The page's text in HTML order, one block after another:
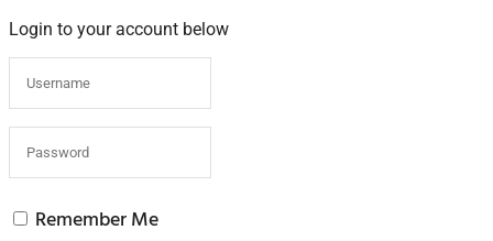
Login to your account below
Remember Me